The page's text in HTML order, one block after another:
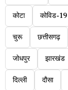
कोटा कोविड-19
चुरू छत्तीसगढ़
जोधपुर झारखंड
दिल्ली दौसा